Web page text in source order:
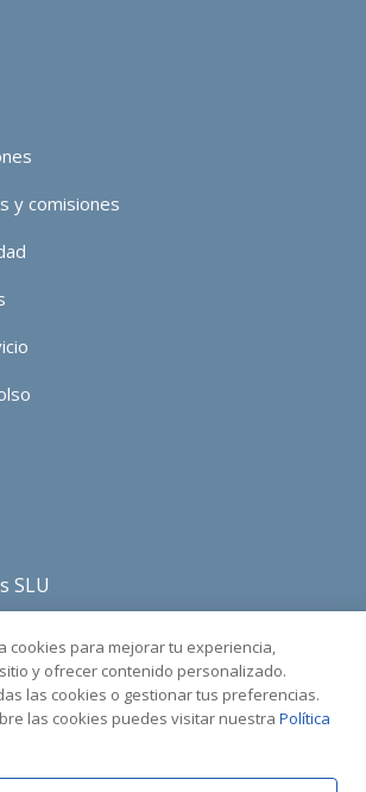
y comisiones
SLU
cookies para mejorar tu experiencia,
y ofrecer contenido personalizado.
las cookies o gestionar tus preferencias.
las cookies puedes visitar nuestra Política